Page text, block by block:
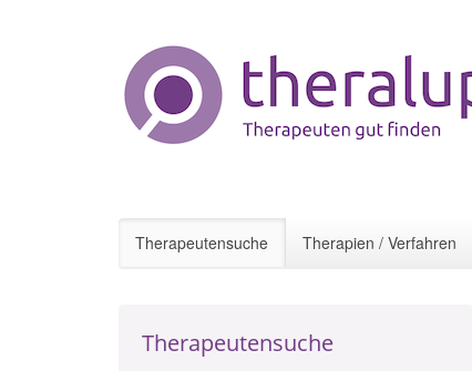
Therapeutensuche Therapien / Verfahren
Therapeutensuche